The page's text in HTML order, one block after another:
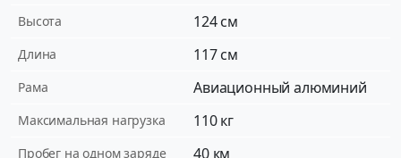
Высота 124 см
Длина 117 см
Рама Авиационный алюминий
Максимальная нагрузка 110 кг
Пробег на одном заряде 40 км